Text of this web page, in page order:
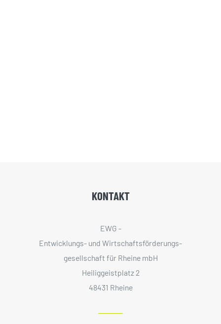
KONTAKT
EWG -
Entwicklungs- und Wirtschaftsförderungs­
gesellschaft für Rheine mbH
Heiliggeistplatz 2
48431 Rheine